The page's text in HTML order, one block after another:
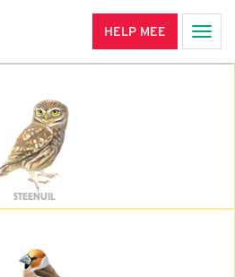
HELP MEE
STEENUIL